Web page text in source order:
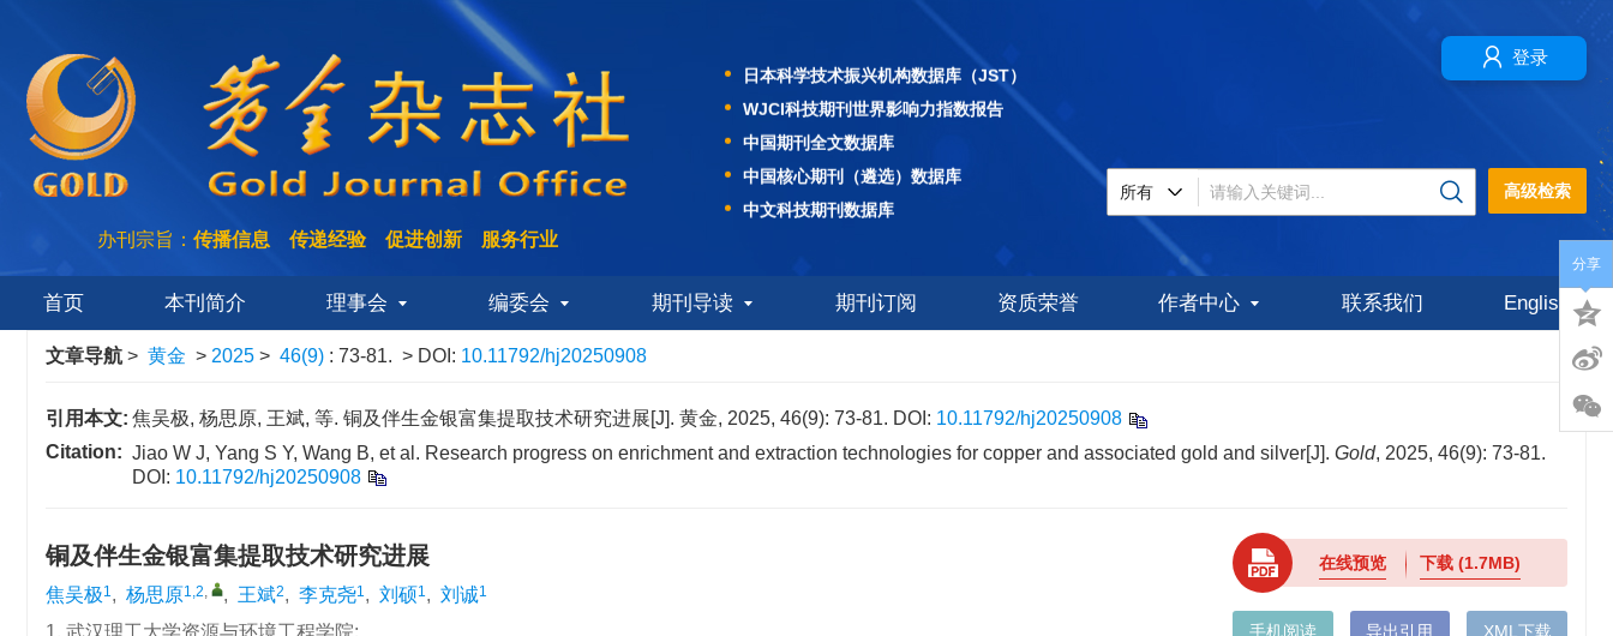
办刊宗旨： 传播信息 传递经验 促进创新 服务行业
日本科学技术振兴机构数据库（JST）
WJCI科技期刊世界影响力指数报告
中国期刊全文数据库
中国核心期刊（遴选）数据库
中文科技期刊数据库
美国化学文摘社（CAS）数据库
美国EBSCO学术数据库
中国期刊全文数据库
中国核心期刊（遴选）数据库
登录
高级检索
首页 本刊简介 理事会 编委会 期刊导读 期刊订阅 资质荣誉 作者中心 联系我们 English
文章导航 > 黄金 > 2025 > 46(9) : 73-81. > DOI: 10.11792/hj20250908
引用本文: 焦吴极, 杨思原, 王斌, 等. 铜及伴生金银富集提取技术研究进展[J]. 黄金, 2025, 46(9): 73-81. DOI: 10.11792/hj20250908
Citation: Jiao W J, Yang S Y, Wang B, et al. Research progress on enrichment and extraction technologies for copper and associated gold and silver[J]. Gold, 2025, 46(9): 73-81.
DOI: 10.11792/hj20250908
铜及伴生金银富集提取技术研究进展
焦吴极1, 杨思原1,2, , 王斌2, 李克尧1, 刘硕1, 刘诚1
1. 武汉理工大学资源与环境工程学院;
在线预览 下载(1.7MB)
手机阅读 导出引用 XML下载
分享